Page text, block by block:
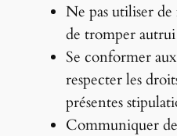
Ne pas utiliser
de tromper
Se conformer
respecter les
présentes
Communiquer